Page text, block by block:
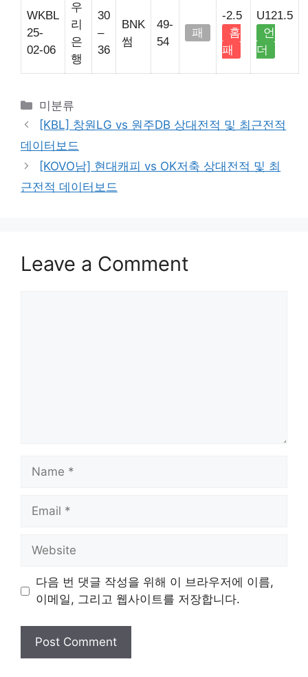
WKBL
25-
02-06
우
리
은
행
30
–
36
BNK
썸
49-
54
패
-2.5
홈
패
U121.5
언
더
Categories
미분류
[KBL] 창원LG vs 원주DB 상대전적 및 최근전적
데이터보드
[KOVO남] 현대캐피 vs OK저축 상대전적 및 최
근전적 데이터보드
Leave a Comment
Name
Email
Website
다음 번 댓글 작성을 위해 이 브라우저에 이름,
이메일, 그리고 웹사이트를 저장합니다.